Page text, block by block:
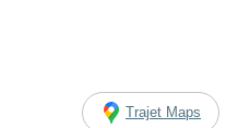
Trajet Maps